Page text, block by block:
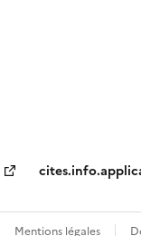
Mentions légales